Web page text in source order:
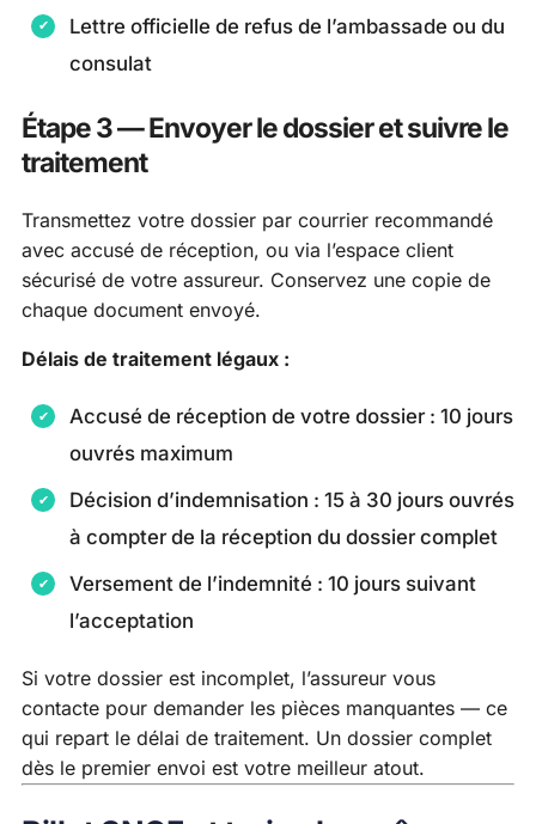
Lettre officielle de refus de l’ambassade ou du
consulat
Étape 3 — Envoyer le dossier et suivre le
traitement
Transmettez votre dossier par courrier recommandé
avec accusé de réception, ou via l’espace client
sécurisé de votre assureur. Conservez une copie de
chaque document envoyé.
Délais de traitement légaux :
Accusé de réception de votre dossier : 10 jours
ouvrés maximum
Décision d’indemnisation : 15 à 30 jours ouvrés
à compter de la réception du dossier complet
Versement de l’indemnité : 10 jours suivant
l’acceptation
Si votre dossier est incomplet, l’assureur vous
contacte pour demander les pièces manquantes — ce
qui repart le délai de traitement. Un dossier complet
dès le premier envoi est votre meilleur atout.